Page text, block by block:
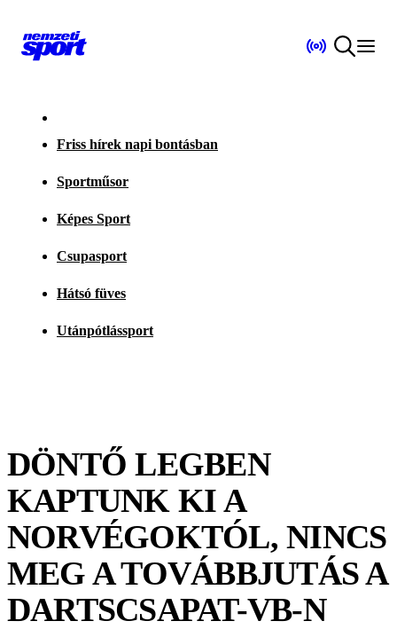
Friss hírek napi bontásban
Sportműsor
Képes Sport
Csupasport
Hátsó füves
Utánpótlássport
DÖNTŐ LEGBEN
KAPTUNK KI A
NORVÉGOKTÓL, NINCS
MEG A TOVÁBBJUTÁS A
DARTSCSAPAT-VB-N